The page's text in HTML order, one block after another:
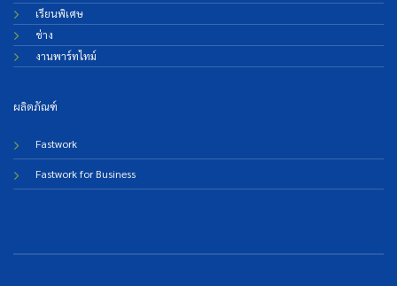
เรียนพิเศษ
ช่าง
งานพาร์ทไทม์
ผลิตภัณฑ์
Fastwork
Fastwork for Business